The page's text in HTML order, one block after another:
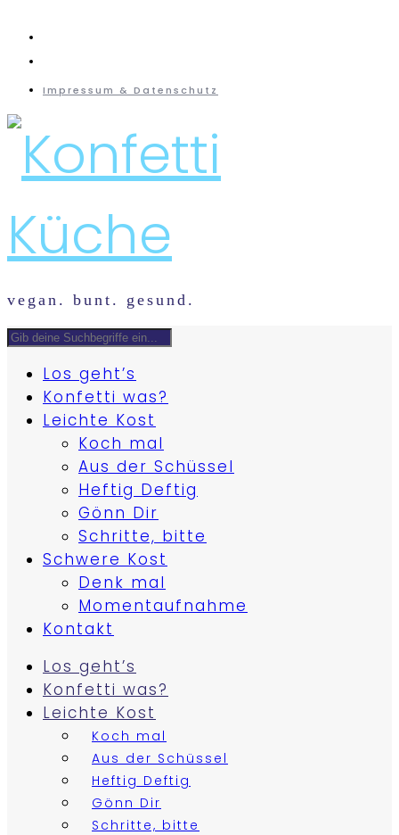
Impressum & Datenschutz
vegan. bunt. gesund.
Los geht’s
Konfetti was?
Leichte Kost
Koch mal
Aus der Schüssel
Heftig Deftig
Gönn Dir
Schritte, bitte
Schwere Kost
Denk mal
Momentaufnahme
Kontakt
Los geht’s
Konfetti was?
Leichte Kost
Koch mal
Aus der Schüssel
Heftig Deftig
Gönn Dir
Schritte, bitte